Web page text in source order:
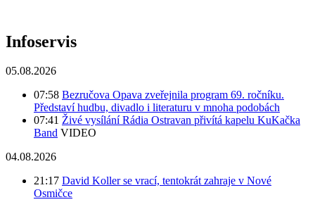
Infoservis
05.08.2026
07:58 Bezručova Opava zveřejnila program 69. ročníku.
Představí hudbu, divadlo i literaturu v mnoha podobách
07:41 Živé vysílání Rádia Ostravan přivítá kapelu KuKačka
Band VIDEO
04.08.2026
21:17 David Koller se vrací, tentokrát zahraje v Nové
Osmičce